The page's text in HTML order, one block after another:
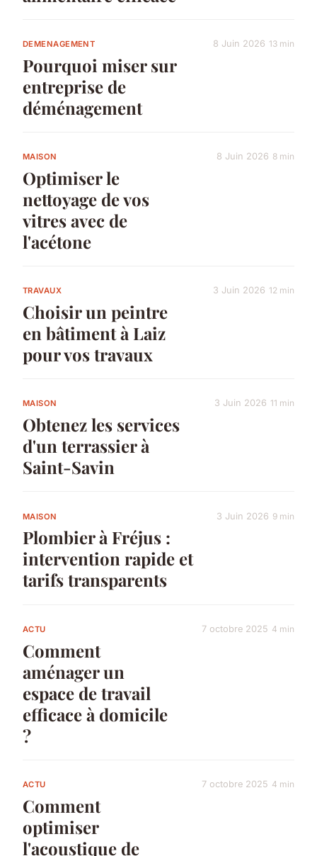
DEMENAGEMENT
Pourquoi miser sur
entreprise de
déménagement
8 Juin 2026 13 min
MAISON
Optimiser le
nettoyage de vos
vitres avec de
l'acétone
8 Juin 2026 8 min
TRAVAUX
Choisir un peintre
en bâtiment à Laiz
pour vos travaux
3 Juin 2026 12 min
MAISON
Obtenez les services
d'un terrassier à
Saint-Savin
3 Juin 2026 11 min
MAISON
Plombier à Fréjus :
intervention rapide et
tarifs transparents
3 Juin 2026 9 min
ACTU
Comment
aménager un
espace de travail
efficace à domicile
?
7 octobre 2025 4 min
ACTU
Comment
optimiser
l'acoustique de
7 octobre 2025 4 min